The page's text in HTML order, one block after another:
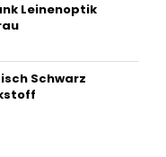
Leinenoptik
Schwarz